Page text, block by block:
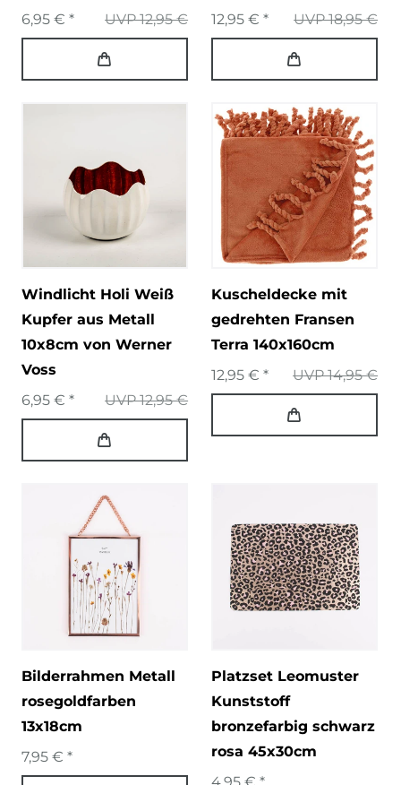
UVP 12,95 €
6,95 € *
UVP 18,95 €
12,95 € *
Windlicht Holi Weiß
Kupfer aus Metall
10x8cm von Werner
Voss
UVP 12,95 €
6,95 € *
Kuscheldecke mit
gedrehten Fransen
Terra 140x160cm
UVP 14,95 €
12,95 € *
Bilderrahmen Metall
rosegoldfarben
13x18cm
7,95 € *
Platzset Leomuster
Kunststoff
bronzefarbig schwarz
rosa 45x30cm
4,95 € *